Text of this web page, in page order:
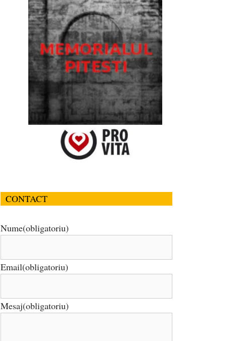
CONTACT
Nume(obligatoriu)
Email(obligatoriu)
Mesaj(obligatoriu)